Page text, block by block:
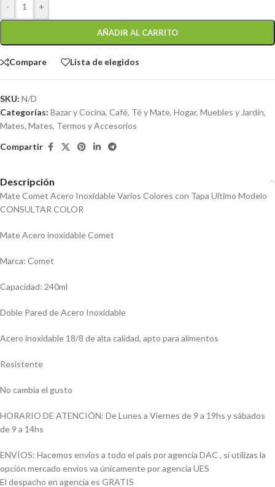
- +
AÑADIR AL CARRITO
Compare Lista de elegidos
SKU: N/D
Categorías: Bazar y Cocina, Café, Té y Mate, Hogar, Muebles y Jardín,
Mates, Mates, Termos y Accesorios
Compartir
Descripción
Mate Comet Acero Inoxidable Varios Colores con Tapa Ultimo Modelo
CONSULTAR COLOR
Mate Acero inoxidable Comet
Marca: Comet
Capacidad: 240ml
Doble Pared de Acero Inoxidable
Acero inoxidable 18/8 de alta calidad, apto para alimentos
Resistente
No cambia el gusto
HORARIO DE ATENCIÓN: De Lunes a Viernes de 9 a 19hs y sábados
de 9 a 14hs
ENVÍOS: Hacemos envíos a todo el país por agencia DAC , si utilizas la
opción mercado envíos va únicamente por agencia UES
El despacho en agencia es GRATIS